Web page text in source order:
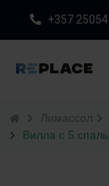
+357
Лимассол
Вилла с 5